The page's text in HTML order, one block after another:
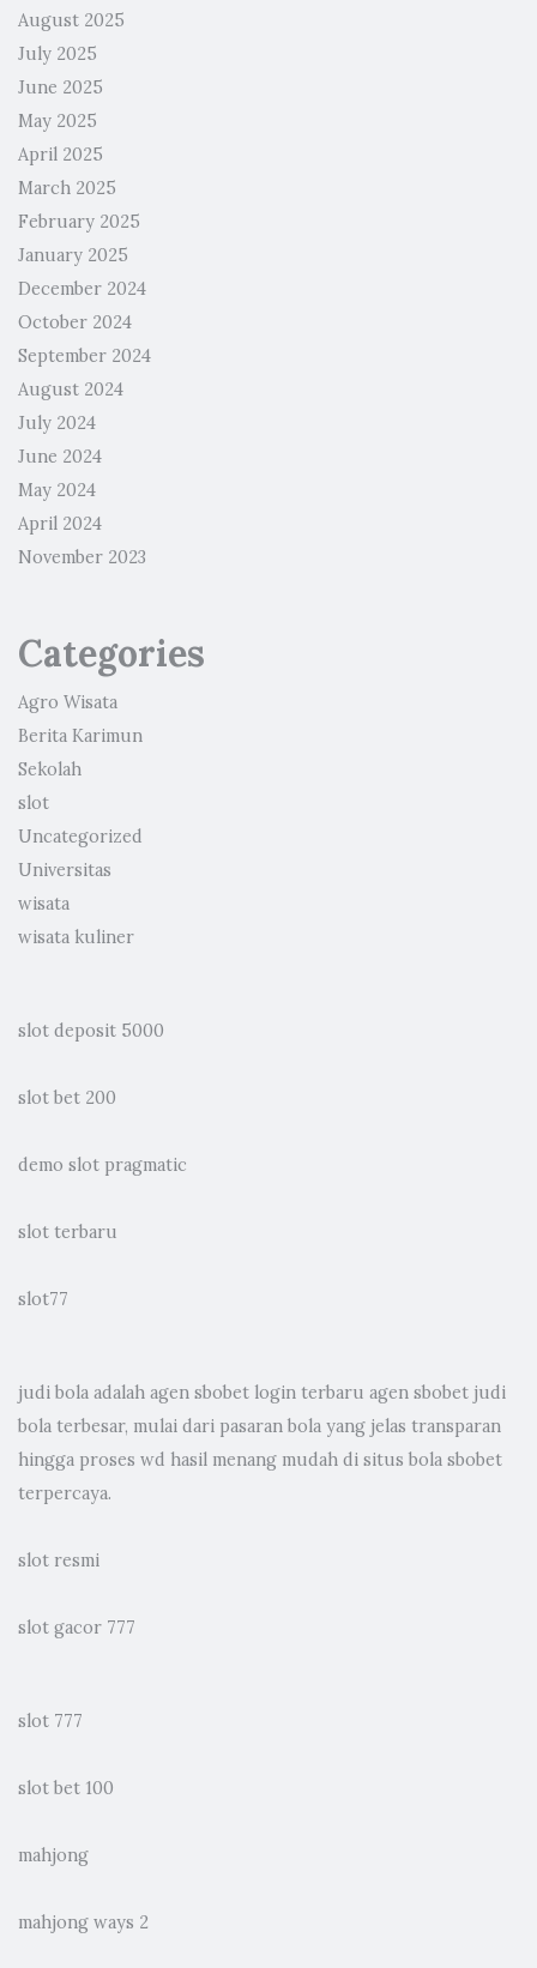
August 2025
July 2025
June 2025
May 2025
April 2025
March 2025
February 2025
January 2025
December 2024
October 2024
September 2024
August 2024
July 2024
June 2024
May 2024
April 2024
November 2023
Categories
Agro Wisata
Berita Karimun
Sekolah
slot
Uncategorized
Universitas
wisata
wisata kuliner
slot deposit 5000
slot bet 200
demo slot pragmatic
slot terbaru
slot77
judi bola adalah agen sbobet login terbaru agen sbobet judi
bola terbesar, mulai dari pasaran bola yang jelas transparan
hingga proses wd hasil menang mudah di situs bola sbobet
terpercaya.
slot resmi
slot gacor 777
slot 777
slot bet 100
mahjong
mahjong ways 2